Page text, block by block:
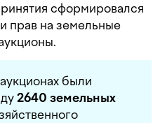
сформировался
прав на земельные
были
2640 земельных